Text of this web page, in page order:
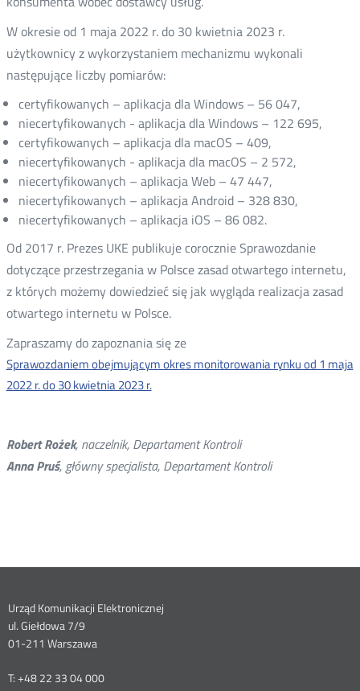
W okresie od 1 maja 2022 r. do 30 kwietnia 2023 r.
użytkownicy z wykorzystaniem mechanizmu wykonali
następujące liczby pomiarów:
certyfikowanych – aplikacja dla Windows – 56 047,
niecertyfikowanych - aplikacja dla Windows – 122 695,
certyfikowanych – aplikacja dla macOS – 409,
niecertyfikowanych - aplikacja dla macOS – 2 572,
niecertyfikowanych – aplikacja Web – 47 447,
niecertyfikowanych – aplikacja Android – 328 830,
niecertyfikowanych – aplikacja iOS – 86 082.
Od 2017 r. Prezes UKE publikuje corocznie Sprawozdanie
dotyczące przestrzegania w Polsce zasad otwartego internetu,
z których możemy dowiedzieć się jak wygląda realizacja zasad
otwartego internetu w Polsce.
Zapraszamy do zapoznania się ze
Sprawozdaniem obejmującym okres monitorowania rynku od 1 maja
2022 r. do 30 kwietnia 2023 r.
Robert Rożek, naczelnik, Departament Kontroli
Anna Pruś, główny specjalista, Departament Kontroli
Dane
kontaktowe
Urząd Komunikacji Elektronicznej
ul. Giełdowa 7/9
01-211 Warszawa
T: +48 22 33 04 000